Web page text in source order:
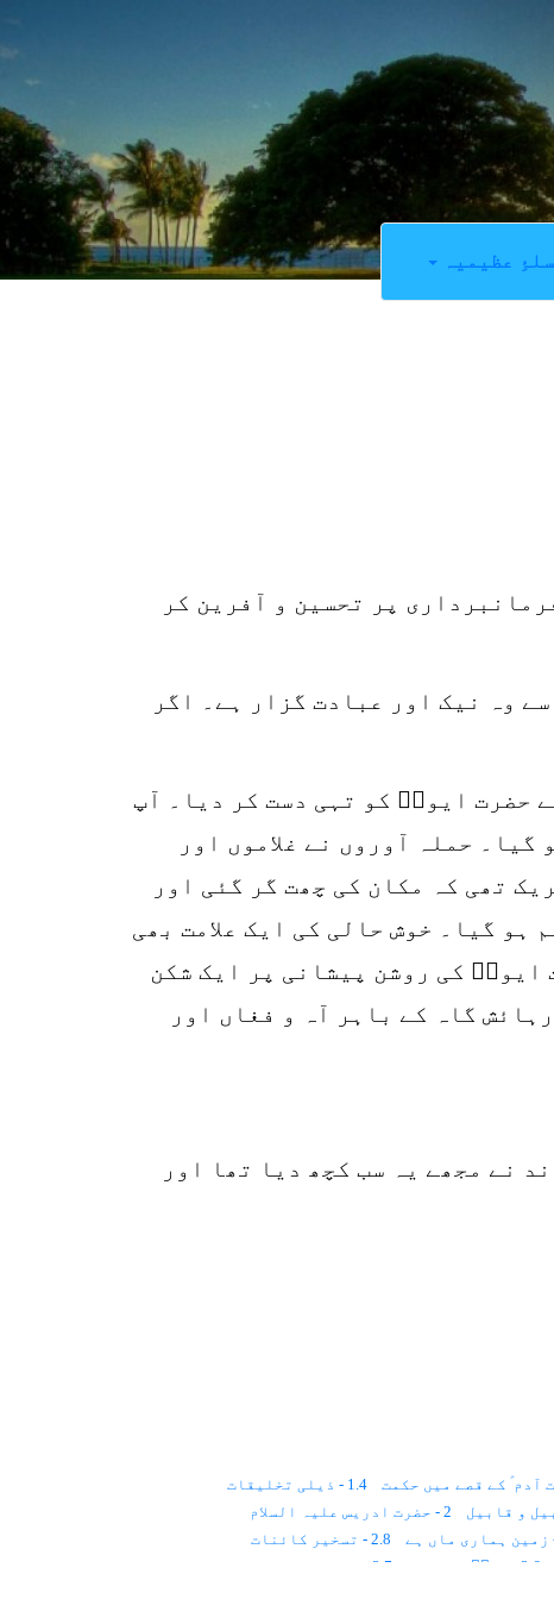
عظیمیہ
پر تحسین و آفرین کر
وہ نیک اور عبادت گزار ہے۔ اگر
حضرت ایوبؑ کو تہی دست کر دیا۔ آپ
حملہ آوروں نے غلاموں اور
تھی کہ مکان کی چھت گر گئی اور
ہو گیا۔ خوش حالی کی ایک علامت بھی
ایوبؑ کی روشن پیشانی پر ایک شکن
گاہ کے باہر آہ و فغاں اور
نے مجھے یہ سب کچھ دیا تھا اور
1.4 - ذیلی تخلیقات
2 - حضرت ادریس علیہ السلام
2.8 - تسخیر کائنات
3.6 - نوحؑ کا بیٹا
3.7 - چالیس دن بارش برستی رہی